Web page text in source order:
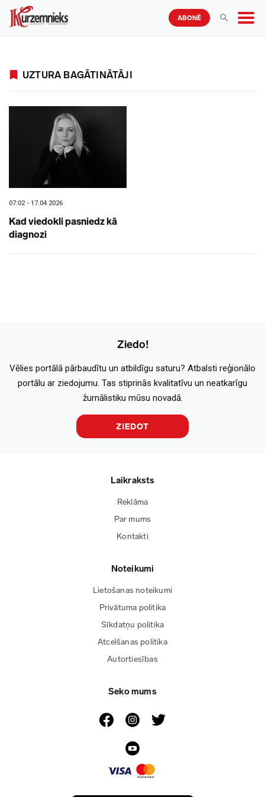
ABONĒ
UZTURA BAGĀTINĀTĀJI
07:02 - 17.04.2026
Kad viedokli pasniedz kā
diagnozi
Ziedo!
Vēlies portālā pārbaudītu un atbildīgu saturu? Atbalsti reģionālo
portālu ar ziedojumu. Tas stiprinās kvalitatīvu un neatkarīgu
žurnālistiku mūsu novadā.
ZIEDOT
Laikraksts
Reklāma
Par mums
Kontakti
Noteikumi
Lietošanas noteikumi
Privātuma politika
Sīkdatņu politika
Atcelšanas politika
Autortiesības
Seko mums